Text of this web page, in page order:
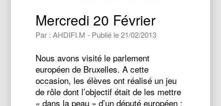
Mercredi 20 Février
Par : AHDIFI.M - Publié le 21/02/2013
Nous avons visité le parlement
européen de Bruxelles. A cette
occasion, les élèves ont réalisé un jeu
de rôle dont l’objectif était de les mettre
« dans la peau » d’un député européen :